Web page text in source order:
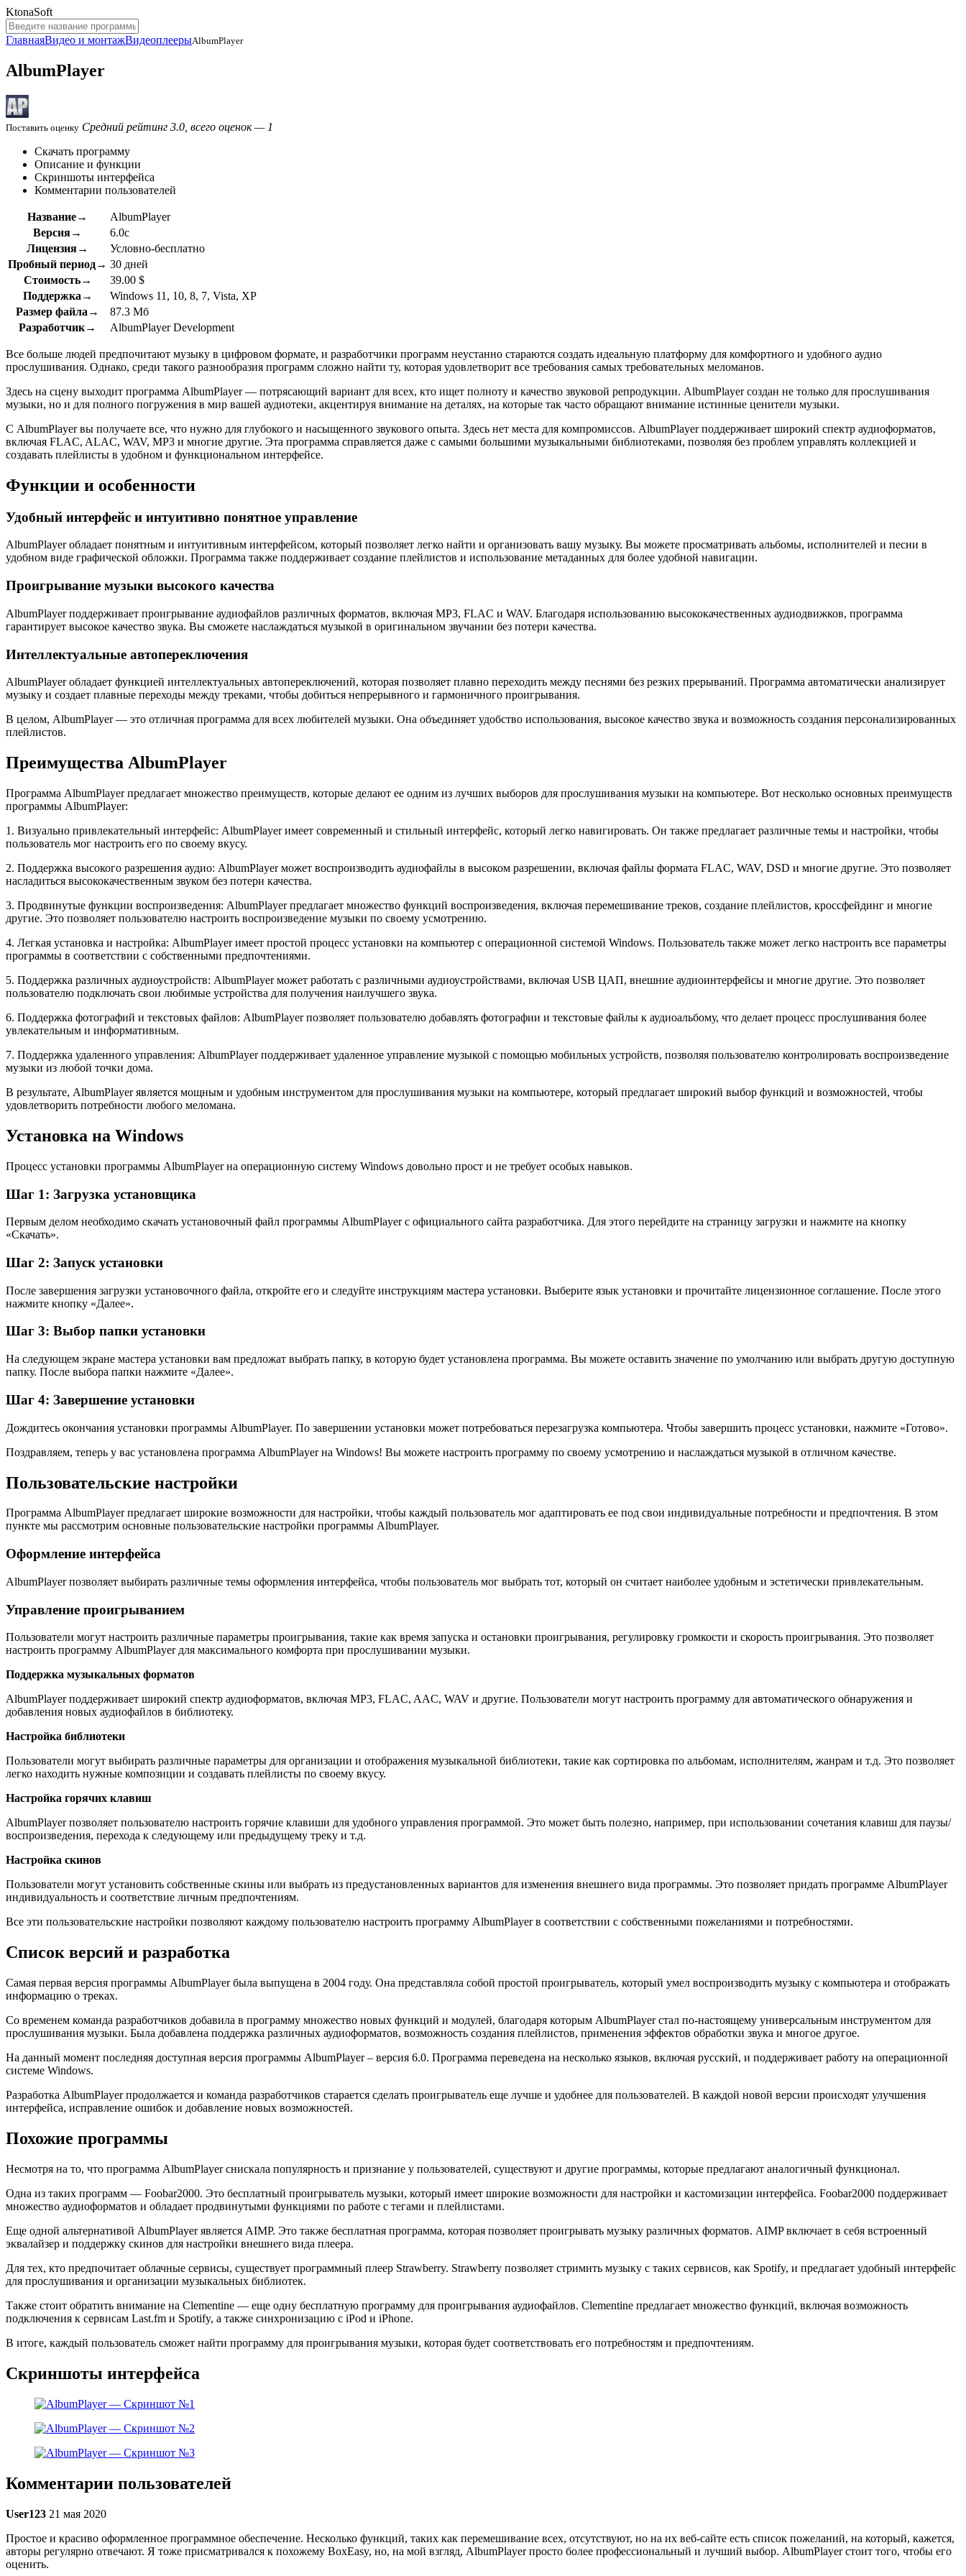
KtonaSoft
ГлавнаяВидео и монтажВидеоплеерыAlbumPlayer
AlbumPlayer
Поставить оценку Средний рейтинг 3.0, всего оценок — 1
Скачать программу
Описание и функции
Скриншоты интерфейса
Комментарии пользователей
Название→
AlbumPlayer
Версия→
6.0c
Лицензия→
Условно-бесплатно
Пробный период→ 30 дней
Стоимость→
39.00 $
Поддержка→
Windows 11, 10, 8, 7, Vista, XP
Размер файла→
87.3 Мб
Разработчик→
AlbumPlayer Development
Все больше людей предпочитают музыку в цифровом формате, и разработчики программ неустанно стараются создать идеальную платформу для комфортного и удобного аудио
прослушивания. Однако, среди такого разнообразия программ сложно найти ту, которая удовлетворит все требования самых требовательных меломанов.
Здесь на сцену выходит программа AlbumPlayer — потрясающий вариант для всех, кто ищет полноту и качество звуковой репродукции. AlbumPlayer создан не только для прослушивания
музыки, но и для полного погружения в мир вашей аудиотеки, акцентируя внимание на деталях, на которые так часто обращают внимание истинные ценители музыки.
С AlbumPlayer вы получаете все, что нужно для глубокого и насыщенного звукового опыта. Здесь нет места для компромиссов. AlbumPlayer поддерживает широкий спектр аудиоформатов,
включая FLAC, ALAC, WAV, MP3 и многие другие. Эта программа справляется даже с самыми большими музыкальными библиотеками, позволяя без проблем управлять коллекцией и
создавать плейлисты в удобном и функциональном интерфейсе.
Функции и особенности
Удобный интерфейс и интуитивно понятное управление
AlbumPlayer обладает понятным и интуитивным интерфейсом, который позволяет легко найти и организовать вашу музыку. Вы можете просматривать альбомы, исполнителей и песни в
удобном виде графической обложки. Программа также поддерживает создание плейлистов и использование метаданных для более удобной навигации.
Проигрывание музыки высокого качества
AlbumPlayer поддерживает проигрывание аудиофайлов различных форматов, включая MP3, FLAC и WAV. Благодаря использованию высококачественных аудиодвижков, программа
гарантирует высокое качество звука. Вы сможете наслаждаться музыкой в оригинальном звучании без потери качества.
Интеллектуальные автопереключения
AlbumPlayer обладает функцией интеллектуальных автопереключений, которая позволяет плавно переходить между песнями без резких прерываний. Программа автоматически анализирует
музыку и создает плавные переходы между треками, чтобы добиться непрерывного и гармоничного проигрывания.
В целом, AlbumPlayer — это отличная программа для всех любителей музыки. Она объединяет удобство использования, высокое качество звука и возможность создания персонализированных
плейлистов.
Преимущества AlbumPlayer
Программа AlbumPlayer предлагает множество преимуществ, которые делают ее одним из лучших выборов для прослушивания музыки на компьютере. Вот несколько основных преимуществ
программы AlbumPlayer:
1. Визуально привлекательный интерфейс: AlbumPlayer имеет современный и стильный интерфейс, который легко навигировать. Он также предлагает различные темы и настройки, чтобы
пользователь мог настроить его по своему вкусу.
2. Поддержка высокого разрешения аудио: AlbumPlayer может воспроизводить аудиофайлы в высоком разрешении, включая файлы формата FLAC, WAV, DSD и многие другие. Это позволяет
насладиться высококачественным звуком без потери качества.
3. Продвинутые функции воспроизведения: AlbumPlayer предлагает множество функций воспроизведения, включая перемешивание треков, создание плейлистов, кроссфейдинг и многие
другие. Это позволяет пользователю настроить воспроизведение музыки по своему усмотрению.
4. Легкая установка и настройка: AlbumPlayer имеет простой процесс установки на компьютер с операционной системой Windows. Пользователь также может легко настроить все параметры
программы в соответствии с собственными предпочтениями.
5. Поддержка различных аудиоустройств: AlbumPlayer может работать с различными аудиоустройствами, включая USB ЦАП, внешние аудиоинтерфейсы и многие другие. Это позволяет
пользователю подключать свои любимые устройства для получения наилучшего звука.
6. Поддержка фотографий и текстовых файлов: AlbumPlayer позволяет пользователю добавлять фотографии и текстовые файлы к аудиоальбому, что делает процесс прослушивания более
увлекательным и информативным.
7. Поддержка удаленного управления: AlbumPlayer поддерживает удаленное управление музыкой с помощью мобильных устройств, позволяя пользователю контролировать воспроизведение
музыки из любой точки дома.
В результате, AlbumPlayer является мощным и удобным инструментом для прослушивания музыки на компьютере, который предлагает широкий выбор функций и возможностей, чтобы
удовлетворить потребности любого меломана.
Установка на Windows
Процесс установки программы AlbumPlayer на операционную систему Windows довольно прост и не требует особых навыков.
Шаг 1: Загрузка установщика
Первым делом необходимо скачать установочный файл программы AlbumPlayer с официального сайта разработчика. Для этого перейдите на страницу загрузки и нажмите на кнопку
«Скачать».
Шаг 2: Запуск установки
После завершения загрузки установочного файла, откройте его и следуйте инструкциям мастера установки. Выберите язык установки и прочитайте лицензионное соглашение. После этого
нажмите кнопку «Далее».
Шаг 3: Выбор папки установки
На следующем экране мастера установки вам предложат выбрать папку, в которую будет установлена программа. Вы можете оставить значение по умолчанию или выбрать другую доступную
папку. После выбора папки нажмите «Далее».
Шаг 4: Завершение установки
Дождитесь окончания установки программы AlbumPlayer. По завершении установки может потребоваться перезагрузка компьютера. Чтобы завершить процесс установки, нажмите «Готово».
Поздравляем, теперь у вас установлена программа AlbumPlayer на Windows! Вы можете настроить программу по своему усмотрению и наслаждаться музыкой в отличном качестве.
Пользовательские настройки
Программа AlbumPlayer предлагает широкие возможности для настройки, чтобы каждый пользователь мог адаптировать ее под свои индивидуальные потребности и предпочтения. В этом
пункте мы рассмотрим основные пользовательские настройки программы AlbumPlayer.
Оформление интерфейса
AlbumPlayer позволяет выбирать различные темы оформления интерфейса, чтобы пользователь мог выбрать тот, который он считает наиболее удобным и эстетически привлекательным.
Управление проигрыванием
Пользователи могут настроить различные параметры проигрывания, такие как время запуска и остановки проигрывания, регулировку громкости и скорость проигрывания. Это позволяет
настроить программу AlbumPlayer для максимального комфорта при прослушивании музыки.
Поддержка музыкальных форматов
AlbumPlayer поддерживает широкий спектр аудиоформатов, включая MP3, FLAC, AAC, WAV и другие. Пользователи могут настроить программу для автоматического обнаружения и
добавления новых аудиофайлов в библиотеку.
Настройка библиотеки
Пользователи могут выбирать различные параметры для организации и отображения музыкальной библиотеки, такие как сортировка по альбомам, исполнителям, жанрам и т.д. Это позволяет
легко находить нужные композиции и создавать плейлисты по своему вкусу.
Настройка горячих клавиш
AlbumPlayer позволяет пользователю настроить горячие клавиши для удобного управления программой. Это может быть полезно, например, при использовании сочетания клавиш для паузы/
воспроизведения, перехода к следующему или предыдущему треку и т.д.
Настройка скинов
Пользователи могут установить собственные скины или выбрать из предустановленных вариантов для изменения внешнего вида программы. Это позволяет придать программе AlbumPlayer
индивидуальность и соответствие личным предпочтениям.
Все эти пользовательские настройки позволяют каждому пользователю настроить программу AlbumPlayer в соответствии с собственными пожеланиями и потребностями.
Список версий и разработка
Самая первая версия программы AlbumPlayer была выпущена в 2004 году. Она представляла собой простой проигрыватель, который умел воспроизводить музыку с компьютера и отображать
информацию о треках.
Со временем команда разработчиков добавила в программу множество новых функций и модулей, благодаря которым AlbumPlayer стал по-настоящему универсальным инструментом для
прослушивания музыки. Была добавлена поддержка различных аудиоформатов, возможность создания плейлистов, применения эффектов обработки звука и многое другое.
На данный момент последняя доступная версия программы AlbumPlayer – версия 6.0. Программа переведена на несколько языков, включая русский, и поддерживает работу на операционной
системе Windows.
Разработка AlbumPlayer продолжается и команда разработчиков старается сделать проигрыватель еще лучше и удобнее для пользователей. В каждой новой версии происходят улучшения
интерфейса, исправление ошибок и добавление новых возможностей.
Похожие программы
Несмотря на то, что программа AlbumPlayer снискала популярность и признание у пользователей, существуют и другие программы, которые предлагают аналогичный функционал.
Одна из таких программ — Foobar2000. Это бесплатный проигрыватель музыки, который имеет широкие возможности для настройки и кастомизации интерфейса. Foobar2000 поддерживает
множество аудиоформатов и обладает продвинутыми функциями по работе с тегами и плейлистами.
Еще одной альтернативой AlbumPlayer является AIMP. Это также бесплатная программа, которая позволяет проигрывать музыку различных форматов. AIMP включает в себя встроенный
эквалайзер и поддержку скинов для настройки внешнего вида плеера.
Для тех, кто предпочитает облачные сервисы, существует программный плеер Strawberry. Strawberry позволяет стримить музыку с таких сервисов, как Spotify, и предлагает удобный интерфейс
для прослушивания и организации музыкальных библиотек.
Также стоит обратить внимание на Clementine — еще одну бесплатную программу для проигрывания аудиофайлов. Clementine предлагает множество функций, включая возможность
подключения к сервисам Last.fm и Spotify, а также синхронизацию с iPod и iPhone.
В итоге, каждый пользователь сможет найти программу для проигрывания музыки, которая будет соответствовать его потребностям и предпочтениям.
Скриншоты интерфейса
Комментарии пользователей
User123 21 мая 2020
Простое и красиво оформленное программное обеспечение. Несколько функций, таких как перемешивание всех, отсутствуют, но на их веб-сайте есть список пожеланий, на который, кажется,
авторы регулярно отвечают. Я тоже присматривался к похожему BoxEasy, но, на мой взгляд, AlbumPlayer просто более профессиональный и лучший выбор. AlbumPlayer стоит того, чтобы его
оценить.